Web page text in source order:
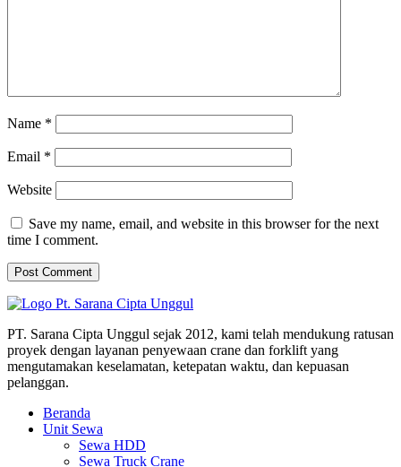
Name *
Email *
Website
Save my name, email, and website in this browser for the next
time I comment.
PT. Sarana Cipta Unggul sejak 2012, kami telah mendukung ratusan
proyek dengan layanan penyewaan crane dan forklift yang
mengutamakan keselamatan, ketepatan waktu, dan kepuasan
pelanggan.
Beranda
Unit Sewa
Sewa HDD
Sewa Truck Crane